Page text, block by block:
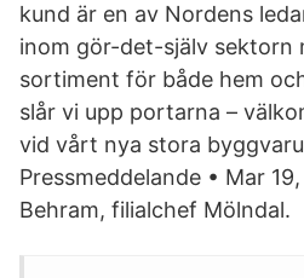
kund är en av Nordens
inom gör-det-själv sektorn
sortiment för både hem
slår vi upp portarna –
vid vårt nya stora
Pressmeddelande • Mar
Behram, filialchef Mölndal.